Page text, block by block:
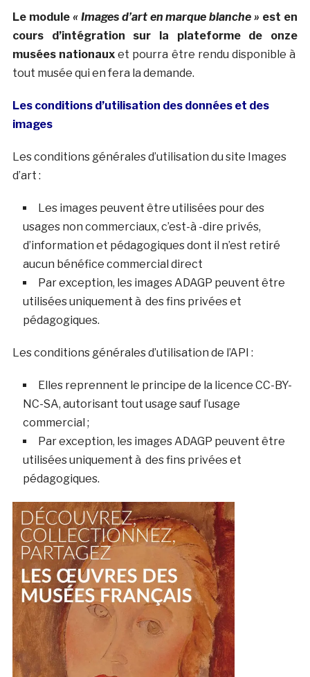
Le module« Images d’art en marque blanche » est en
cours d’intégration sur la plateforme de onze
musées nationaux et pourra être rendu disponible à
tout musée qui en fera la demande.
Les conditions d’utilisation des données et des
images
Les conditions générales d’utilisation du site Images
d’art :
Les images peuvent être utilisées pour des
usages non commerciaux, c’est-à -dire privés,
d’information et pédagogiques dont il n’est retiré
aucun bénéfice commercial direct
Par exception, les images ADAGP peuvent être
utilisées uniquement à des fins privées et
pédagogiques.
Les conditions générales d’utilisation de l’API :
Elles reprennent le principe de la licence CC-BY-
NC-SA, autorisant tout usage sauf l’usage
commercial ;
Par exception, les images ADAGP peuvent être
utilisées uniquement à des fins privées et
pédagogiques.